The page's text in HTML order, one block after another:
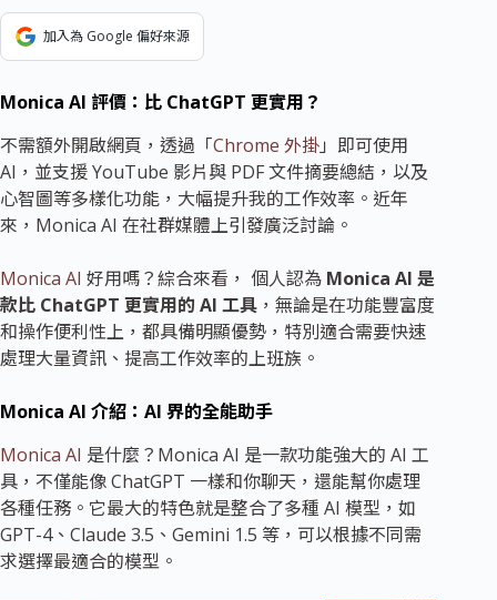
加入為 Google 偏好來源
Monica AI 評價：比 ChatGPT 更實用？
不需額外開啟網頁，透過「Chrome 外掛」即可使用
AI，並支援 YouTube 影片與 PDF 文件摘要總結，以及
心智圖等多樣化功能，大幅提升我的工作效率。近年
來，Monica AI 在社群媒體上引發廣泛討論。
Monica AI 好用嗎？綜合來看， 個人認為 Monica AI 是
款比 ChatGPT 更實用的 AI 工具 ，無論是在功能豐富度
和操作便利性上，都具備明顯優勢，特別適合需要快速
處理大量資訊、提高工作效率的上班族。
Monica AI 介紹：AI 界的全能助手
Monica AI 是什麼？Monica AI 是一款功能強大的 AI 工
具，不僅能像 ChatGPT 一樣和你聊天，還能幫你處理
各種任務。它最大的特色就是整合了多種 AI 模型，如
GPT-4、Claude 3.5、Gemini 1.5 等，可以根據不同需
求選擇最適合的模型。